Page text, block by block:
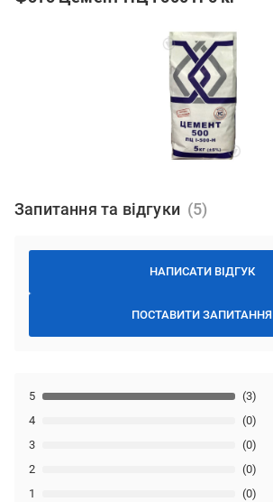
Запитання та відгуки
НАПИСАТИ ВІДГУК
ПОСТАВИТИ ЗАПИТАННЯ
1 (0)
2 (0)
3 (0)
4 (0)
5 (3)